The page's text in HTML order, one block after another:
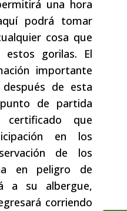
una hora
podrá tomar
cosa que
estos gorilas. El
importante
de esta
de partida
que
en los
de los
en peligro de
a su albergue,
corriendo